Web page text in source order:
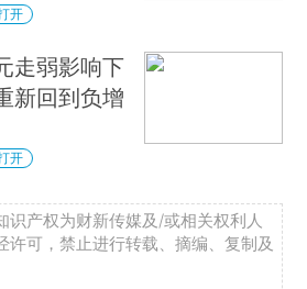
开
走弱影响下
新回到负增
开
识产权为财新传媒及/或相关权利人
许可，禁止进行转载、摘编、复制及